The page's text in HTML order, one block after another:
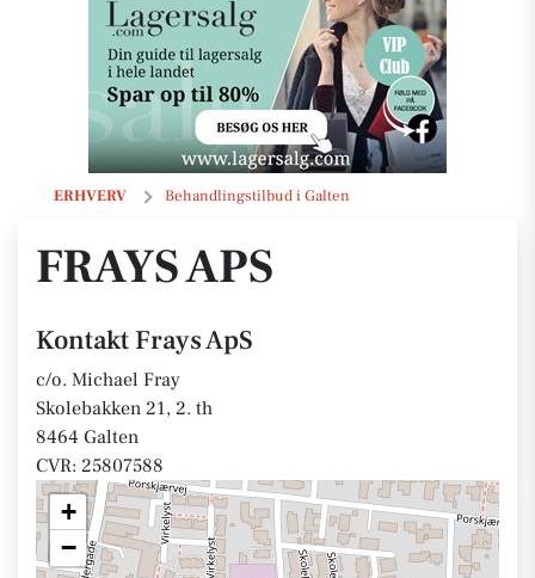
ERHVERV Behandlingstilbud i Galten
Frays ApS
FRAYS APS
Kontakt Frays ApS
c/o. Michael Fray
Skolebakken 21, 2. th
8464 Galten
CVR: 25807588
+
−